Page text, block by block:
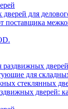
для
для
стеклянных
дверей: